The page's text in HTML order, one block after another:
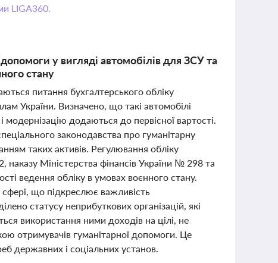
LIGA360.
у вигляді автомобілів для ЗСУ та
стану
питання бухгалтерського обліку
України. Визначено, що такі автомобілі
додаються до первісної вартості.
законодавства про гуманітарну
таких активів. Регулювання обліку
Міністерства фінансів України № 298 та
ведення обліку в умовах воєнного стану.
сфері, що підкреслює важливість
статусу неприбуткових організацій, які
використання ними доходів на цілі, не
отримувачів гуманітарної допомоги. Це
державних і соціальних установ.